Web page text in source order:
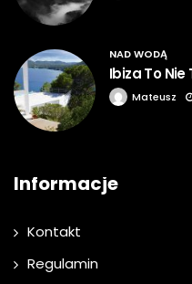
NAD WODĄ
Ibiza To
Mateusz
Informacje
Kontakt
Regulamin